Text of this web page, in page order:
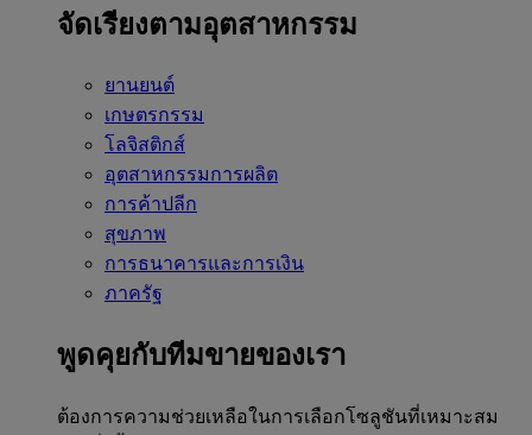
จัดเรียงตามอุตสาหกรรม
ยานยนต์
เกษตรกรรม
โลจิสติกส์
อุตสาหกรรมการผลิต
การค้าปลีก
สุขภาพ
การธนาคารและการเงิน
ภาครัฐ
พูดคุยกับทีมขายของเรา
ต้องการความช่วยเหลือในการเลือกโซลูชันที่เหมาะสม